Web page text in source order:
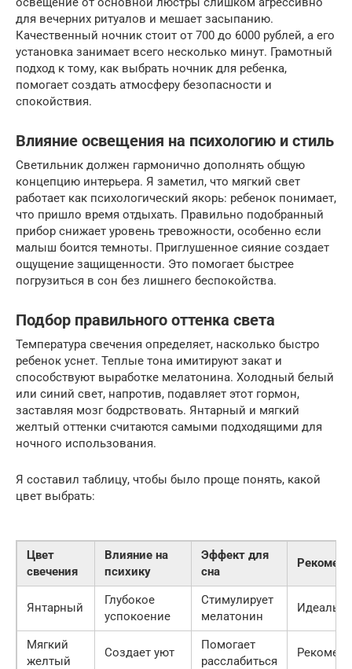
для вечерних ритуалов и мешает засыпанию.
Качественный ночник стоит от 700 до 6000 рублей, а его
установка занимает всего несколько минут. Грамотный
подход к тому, как выбрать ночник для ребенка,
помогает создать атмосферу безопасности и
спокойствия.
Влияние освещения на психологию и стиль
Светильник должен гармонично дополнять общую
концепцию интерьера. Я заметил, что мягкий свет
работает как психологический якорь: ребенок понимает,
что пришло время отдыхать. Правильно подобранный
прибор снижает уровень тревожности, особенно если
малыш боится темноты. Приглушенное сияние создает
ощущение защищенности. Это помогает быстрее
погрузиться в сон без лишнего беспокойства.
Подбор правильного оттенка света
Температура свечения определяет, насколько быстро
ребенок уснет. Теплые тона имитируют закат и
способствуют выработке мелатонина. Холодный белый
или синий свет, напротив, подавляет этот гормон,
заставляя мозг бодрствовать. Янтарный и мягкий
желтый оттенки считаются самыми подходящими для
ночного использования.
Я составил таблицу, чтобы было проще понять, какой
цвет выбрать:
Цвет
свечения
Влияние на
психику
Эффект для
сна
Янтарный
Глубокое
успокоение
Стимулирует
мелатонин
Идеально
Мягкий
желтый
Создает уют
Помогает
расслабиться